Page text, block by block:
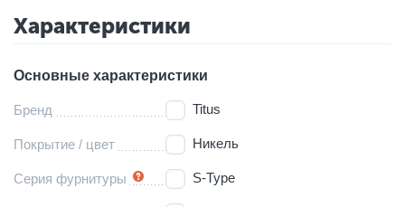
Характеристики
Основные характеристики
Бренд Titus
Покрытие / цвет Никель
Серия фурнитуры S-Type